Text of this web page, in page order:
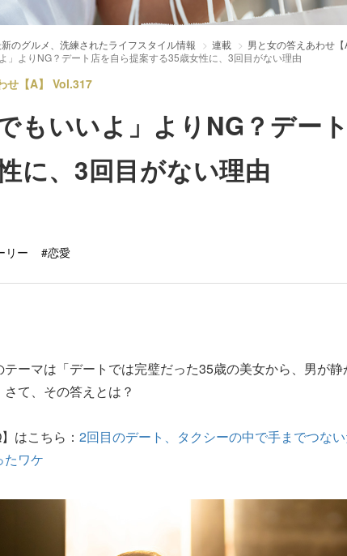
のグルメ、洗練されたライフスタイル情報 連載
男と女の答えあわせ【
」よりNG？デート店を自ら提案する35歳女性に、3回目がない理由
せ【A】 Vol.317
もいいよ」よりNG？デー
に、3回目がない理由
リー #恋愛
テーマは「デートでは完璧だった35歳の美女から、男が
さて、その答えとは？
はこちら：2回目のデート、タクシーの中で手までつな
たワケ